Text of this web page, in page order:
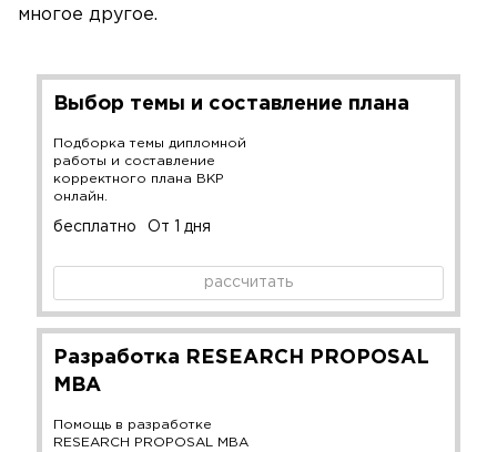
многое другое.
Выбор темы и составление плана
Подборка темы дипломной
работы и составление
корректного плана ВКР
онлайн.
бесплатно От 1 дня
рассчитать
Разработка RESEARCH PROPOSAL
MBA
Помощь в разработке
RESEARCH PROPOSAL MBA